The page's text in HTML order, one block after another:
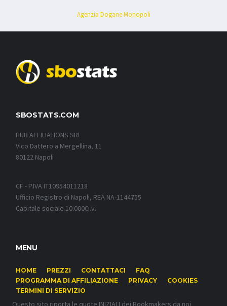
Agenzia Dogane Monopoli
SBOSTATS.COM
HUB AFFILIATIONS SRL
Vico Dattero a Mergellina, 11
80122 Napoli
CF - P.IVA IT10954011218
Ufficio Registro di Napoli, REA NA-1144755
Capitale sociale 10.000€i.v.
MENU
HOME PREZZI CONTATTACI
FAQ
PROGRAMMA DI AFFILIAZIONE
PRIVACY
COOKIES
TERMINI DI SERVIZIO
Questo sito riporta le quote INIZIALI dei Bookmakers da noi